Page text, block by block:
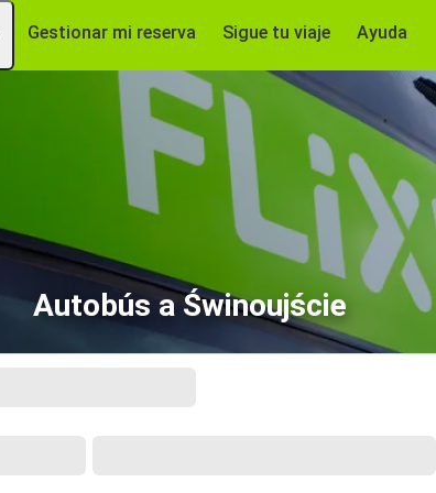
Gestionar mi reserva Sigue tu viaje Ayuda
Autobús a Świnoujście